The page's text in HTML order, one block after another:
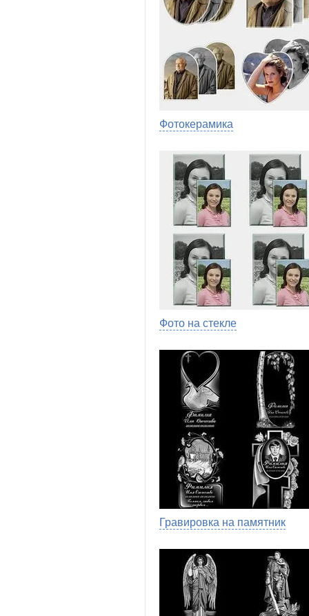
Фотокерамика
Фото на стекле
Гравировка на памятник